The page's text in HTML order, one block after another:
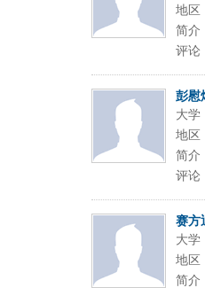
地区
简介
评论
彭慰
大学
地区
简介
评论
赛方
大学
地区
简介